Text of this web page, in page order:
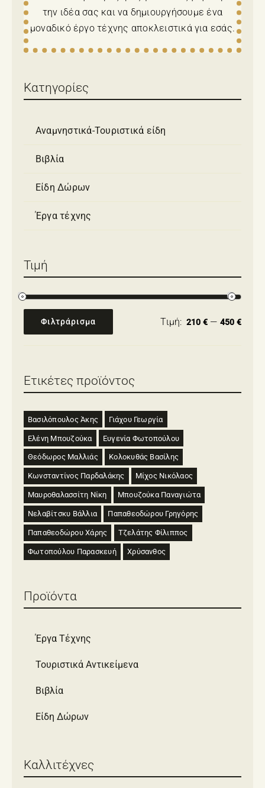
την ιδέα σας και να δημιουργήσουμε ένα
μοναδικό έργο τέχνης αποκλειστικά για εσάς.
Κατηγορίες
Αναμνηστικά-Τουριστικά είδη
Βιβλία
Είδη Δώρων
Έργα τέχνης
Τιμή
Ελάχιστη
Μέγιστη
Φιλτράρισμα Τιμή: 210 € — 450 €
Ετικέτες προϊόντος
Βασιλόπουλος Άκης Γιάχου Γεωργία
Ελένη Μπουζούκα Ευγενία Φωτοπούλου
Θεόδωρος Μαλλιάς Κολοκυθάς Βασίλης
Κωνσταντίνος Παρδαλάκης Μίχος Νικόλαος
Μαυροθαλασσίτη Νίκη Μπουζούκα Παναγιώτα
Νελαβίτσκυ Βάλλια Παπαθεοδώρου Γρηγόρης
Παπαθεοδώρου Χάρης Τζελάτης Φίλιππος
Φωτοπούλου Παρασκευή Χρύσανθος
Προϊόντα
Έργα Τέχνης
Τουριστικά Αντικείμενα
Βιβλία
Είδη Δώρων
Καλλιτέχνες